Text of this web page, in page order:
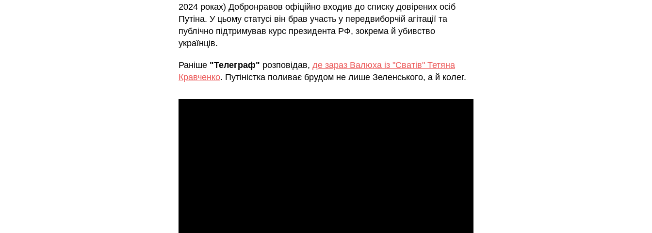
2024 роках) Добронравов офіційно входив до списку довірених осіб
Путіна. У цьому статусі він брав участь у передвиборчій агітації та
публічно підтримував курс президента РФ, зокрема й убивство
українців.
Раніше "Телеграф" розповідав, де зараз Валюха із "Сватів" Тетяна
Кравченко. Путіністка поливає брудом не лише Зеленського, а й колег.